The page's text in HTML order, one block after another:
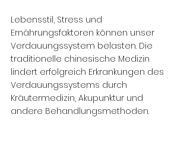
Lebensstil, Stress und
Ernährungsfaktoren können unser
Verdauungssystem belasten. Die
traditionelle chinesische Medizin
lindert erfolgreich Erkrankungen des
Verdauungssystems durch
Kräutermedizin, Akupunktur und
andere Behandlungsmethoden.